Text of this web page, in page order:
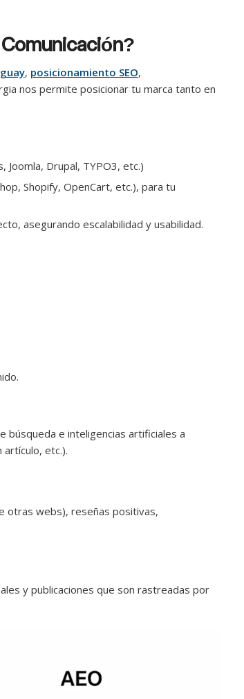
, posicionamiento SEO,
nos permite posicionar tu marca tanto en
Drupal, TYPO3, etc.)
Shopify, OpenCart, etc.), para tu
asegurando escalabilidad y usabilidad.
búsqueda e inteligencias artificiales a
etc.).
otras webs), reseñas positivas,
y publicaciones que son rastreadas por